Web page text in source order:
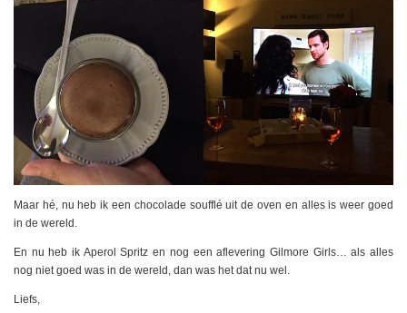
Maar hé, nu heb ik een chocolade soufflé uit de oven en alles is weer goed
in de wereld.
En nu heb ik Aperol Spritz en nog een aflevering Gilmore Girls… als alles
nog niet goed was in de wereld, dan was het dat nu wel.
Liefs,